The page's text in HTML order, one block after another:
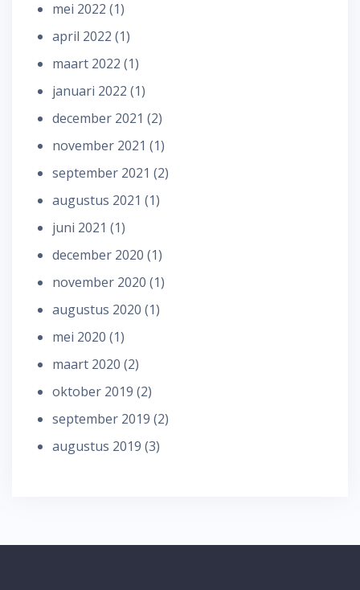
mei 2022 (1)
april 2022 (1)
maart 2022 (1)
januari 2022 (1)
december 2021 (2)
november 2021 (1)
september 2021 (2)
augustus 2021 (1)
juni 2021 (1)
december 2020 (1)
november 2020 (1)
augustus 2020 (1)
mei 2020 (1)
maart 2020 (2)
oktober 2019 (2)
september 2019 (2)
augustus 2019 (3)